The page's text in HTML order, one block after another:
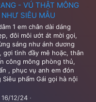
- VÚ THẬT MÔNG
SIÊU MẪU
1 em chân dài dáng
đôi môi ướt át mời gọi,
sáng như ánh dương
gợi tình đầy mê hoặc, thân
công mông phòng thủ,
, phục vụ anh em đón
phẩm Gái gọi hà nội
16/12/24